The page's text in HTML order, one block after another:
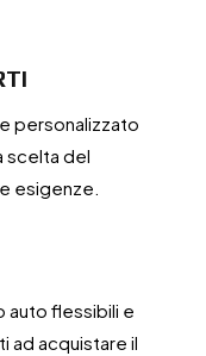
personalizzato
scelta del
esigenze.
auto flessibili e
ad acquistare il